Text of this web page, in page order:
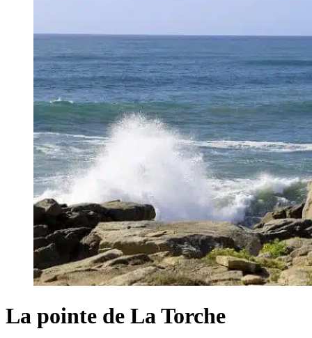
La pointe de La Torche